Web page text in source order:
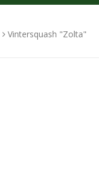
Vintersquash "Zolta"